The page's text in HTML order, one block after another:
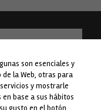
pola Liña 1 do Plan
son esenciales y
la Web, otras para
y mostrarle
base a sus hábitos
que
la